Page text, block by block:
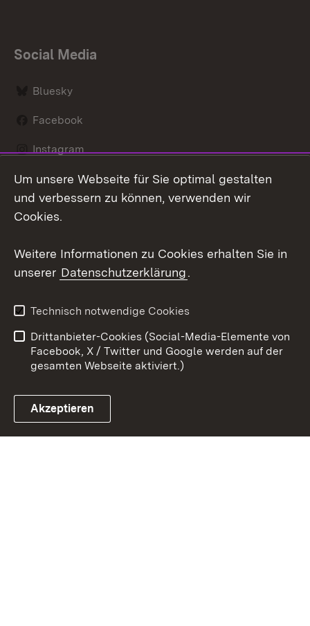
Social Media
Bluesky
Facebook
Instagram
LinkedIn
Link zum Landesportal
Datenschutz
Barrierefreiheit
Impressum
Cookies
Um unsere Webseite für Sie optimal gestalten
und verbessern zu können, verwenden wir
Cookies.
Weitere Informationen zu Cookies erhalten Sie in
unserer Datenschutzerklärung.
Technisch notwendige Cookies
Drittanbieter-Cookies (Social-Media-Elemente von
Facebook, X / Twitter und Google werden auf der
gesamten Webseite aktiviert.)
Akzeptieren